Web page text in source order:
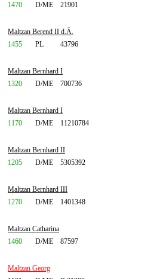
1470
D/ME 21901
Maltzan Berend II d.Ä.
1455
PL 43796
Maltzan Bernhard I
1320
D/ME 700736
Maltzan Bernhard I
1170
D/ME 11210784
Maltzan Bernhard II
1205
D/ME 5305392
Maltzan Bernhard III
1270
D/ME 1401348
Maltzan Catharina
1460
D/ME 87597
Maltzan Georg